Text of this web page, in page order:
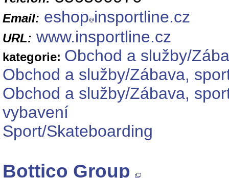
Email: eshop insportline.cz
URL: www.insportline.cz
kategorie: Obchod a služby/
Obchod a služby/Zábava,
Obchod a služby/Zábava,
vybavení
Sport/Skateboarding
Bottico Group